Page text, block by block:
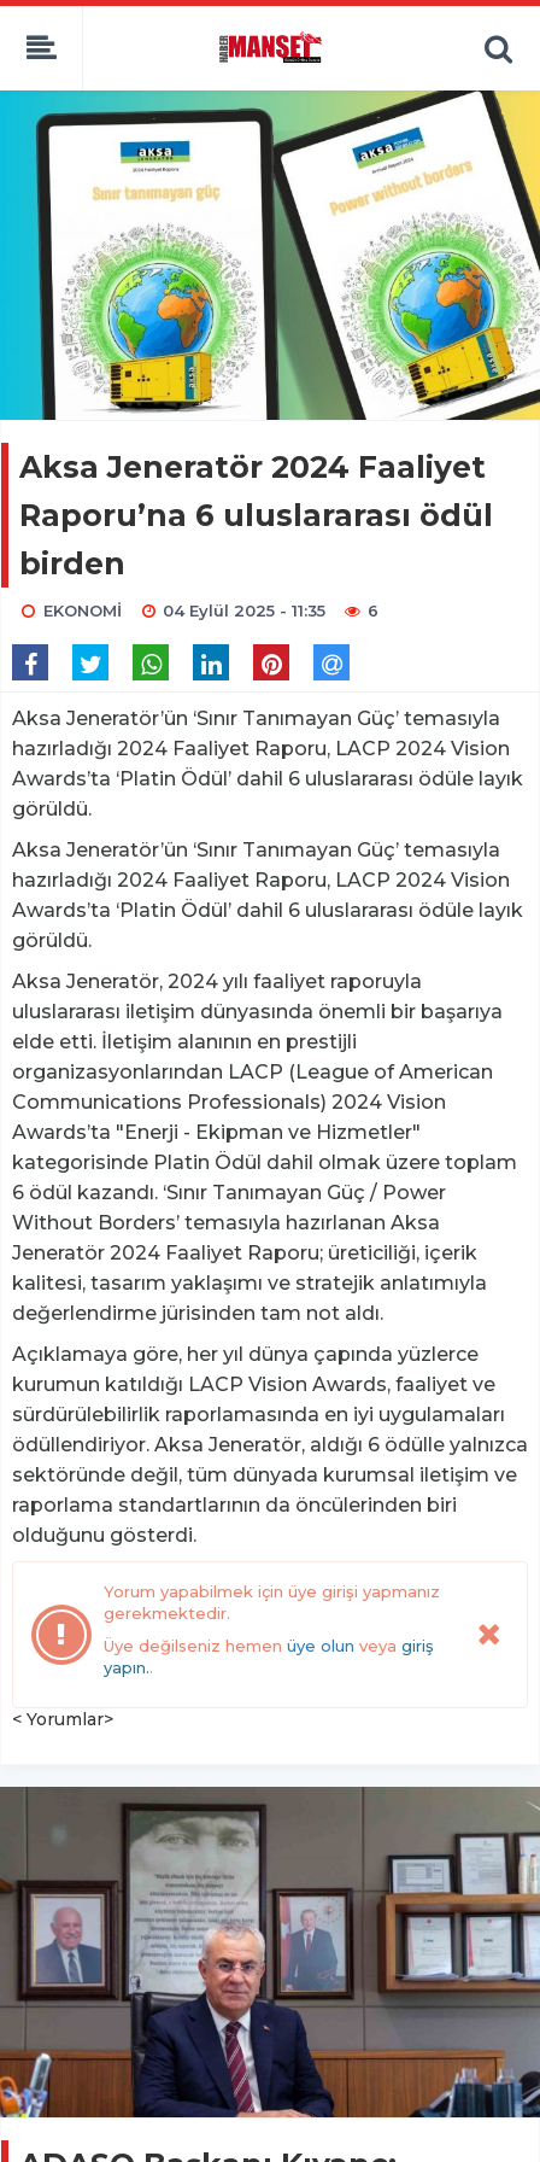
Aksa Jeneratör 2024 Faaliyet
Raporu’na 6 uluslararası ödül
birden
EKONOMİ 04 Eylül 2025 - 11:35 6
Aksa Jeneratör’ün ‘Sınır Tanımayan Güç’ temasıyla
hazırladığı 2024 Faaliyet Raporu, LACP 2024 Vision
Awards’ta ‘Platin Ödül’ dahil 6 uluslararası ödüle layık
görüldü.
Aksa Jeneratör’ün ‘Sınır Tanımayan Güç’ temasıyla
hazırladığı 2024 Faaliyet Raporu, LACP 2024 Vision
Awards’ta ‘Platin Ödül’ dahil 6 uluslararası ödüle layık
görüldü.
Aksa Jeneratör, 2024 yılı faaliyet raporuyla
uluslararası iletişim dünyasında önemli bir başarıya
elde etti. İletişim alanının en prestijli
organizasyonlarından LACP (League of American
Communications Professionals) 2024 Vision
Awards’ta "Enerji - Ekipman ve Hizmetler"
kategorisinde Platin Ödül dahil olmak üzere toplam
6 ödül kazandı. ‘Sınır Tanımayan Güç / Power
Without Borders’ temasıyla hazırlanan Aksa
Jeneratör 2024 Faaliyet Raporu; üreticiliği, içerik
kalitesi, tasarım yaklaşımı ve stratejik anlatımıyla
değerlendirme jürisinden tam not aldı.
Açıklamaya göre, her yıl dünya çapında yüzlerce
kurumun katıldığı LACP Vision Awards, faaliyet ve
sürdürülebilirlik raporlamasında en iyi uygulamaları
ödüllendiriyor. Aksa Jeneratör, aldığı 6 ödülle yalnızca
sektöründe değil, tüm dünyada kurumsal iletişim ve
raporlama standartlarının da öncülerinden biri
olduğunu gösterdi.
Yorum yapabilmek için üye girişi yapmanız
gerekmektedir.
Üye değilseniz hemen üye olun veya giriş
yapın..
< Yorumlar>